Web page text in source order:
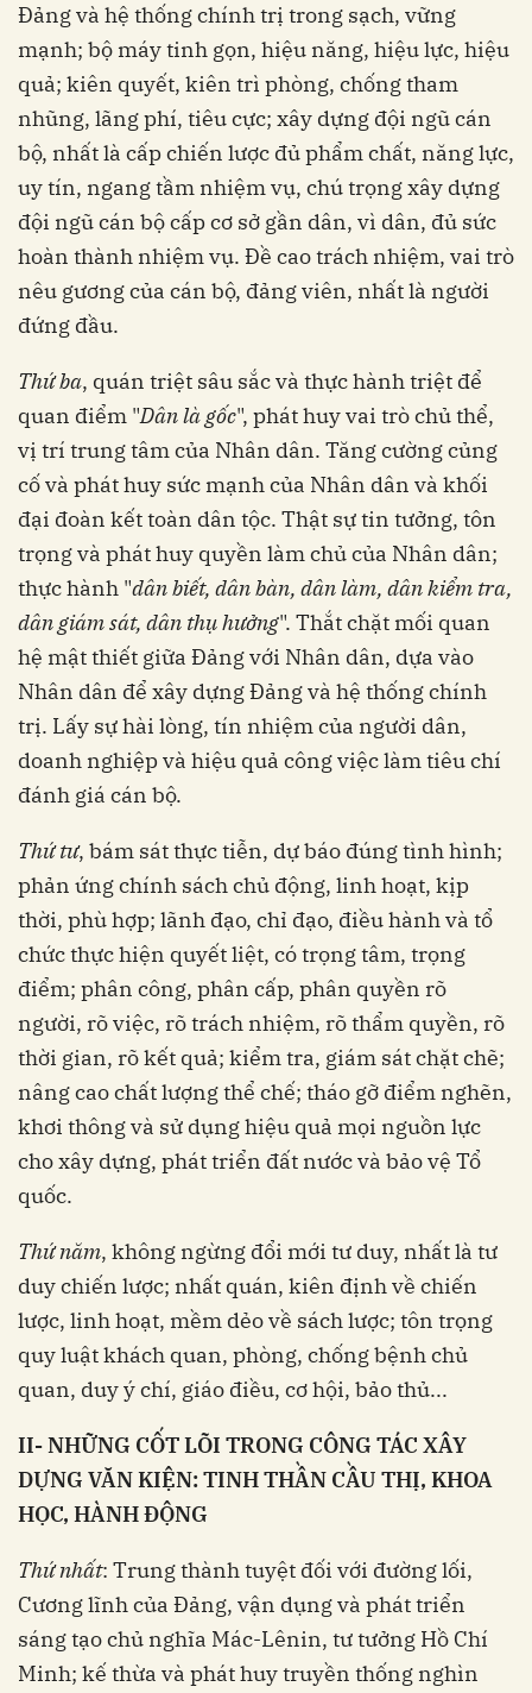
Đảng và hệ thống chính trị trong sạch, vững
mạnh; bộ máy tinh gọn, hiệu năng, hiệu lực, hiệu
quả; kiên quyết, kiên trì phòng, chống tham
nhũng, lãng phí, tiêu cực; xây dựng đội ngũ cán
bộ, nhất là cấp chiến lược đủ phẩm chất, năng lực,
uy tín, ngang tầm nhiệm vụ, chú trọng xây dựng
đội ngũ cán bộ cấp cơ sở gần dân, vì dân, đủ sức
hoàn thành nhiệm vụ. Đề cao trách nhiệm, vai trò
nêu gương của cán bộ, đảng viên, nhất là người
đứng đầu.
Thứ ba, quán triệt sâu sắc và thực hành triệt để
quan điểm "Dân là gốc", phát huy vai trò chủ thể,
vị trí trung tâm của Nhân dân. Tăng cường củng
cố và phát huy sức mạnh của Nhân dân và khối
đại đoàn kết toàn dân tộc. Thật sự tin tưởng, tôn
trọng và phát huy quyền làm chủ của Nhân dân;
thực hành "dân biết, dân bàn, dân làm, dân kiểm tra,
dân giám sát, dân thụ hưởng". Thắt chặt mối quan
hệ mật thiết giữa Đảng với Nhân dân, dựa vào
Nhân dân để xây dựng Đảng và hệ thống chính
trị. Lấy sự hài lòng, tín nhiệm của người dân,
doanh nghiệp và hiệu quả công việc làm tiêu chí
đánh giá cán bộ.
Thứ tư, bám sát thực tiễn, dự báo đúng tình hình;
phản ứng chính sách chủ động, linh hoạt, kịp
thời, phù hợp; lãnh đạo, chỉ đạo, điều hành và tổ
chức thực hiện quyết liệt, có trọng tâm, trọng
điểm; phân công, phân cấp, phân quyền rõ
người, rõ việc, rõ trách nhiệm, rõ thẩm quyền, rõ
thời gian, rõ kết quả; kiểm tra, giám sát chặt chẽ;
nâng cao chất lượng thể chế; tháo gỡ điểm nghẽn,
khơi thông và sử dụng hiệu quả mọi nguồn lực
cho xây dựng, phát triển đất nước và bảo vệ Tổ
quốc.
Thứ năm, không ngừng đổi mới tư duy, nhất là tư
duy chiến lược; nhất quán, kiên định về chiến
lược, linh hoạt, mềm dẻo về sách lược; tôn trọng
quy luật khách quan, phòng, chống bệnh chủ
quan, duy ý chí, giáo điều, cơ hội, bảo thủ...
II- NHỮNG CỐT LÕI TRONG CÔNG TÁC XÂY
DỰNG VĂN KIỆN: TINH THẦN CẦU THỊ, KHOA
HỌC, HÀNH ĐỘNG
Thứ nhất: Trung thành tuyệt đối với đường lối,
Cương lĩnh của Đảng, vận dụng và phát triển
sáng tạo chủ nghĩa Mác-Lênin, tư tưởng Hồ Chí
Minh; kế thừa và phát huy truyền thống nghìn